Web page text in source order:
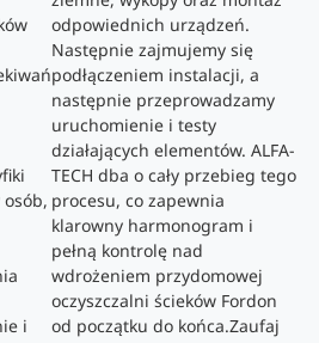
i
odpowiednich urządzeń.
Następnie zajmujemy się
podłączeniem instalacji, a
następnie przeprowadzamy
uruchomienie i testy
działających elementów. ALFA-
TECH dba o cały przebieg tego
procesu, co zapewnia
klarowny harmonogram i
pełną kontrolę nad
wdrożeniem przydomowej
oczyszczalni ścieków Fordon
od początku do końca.Zaufaj